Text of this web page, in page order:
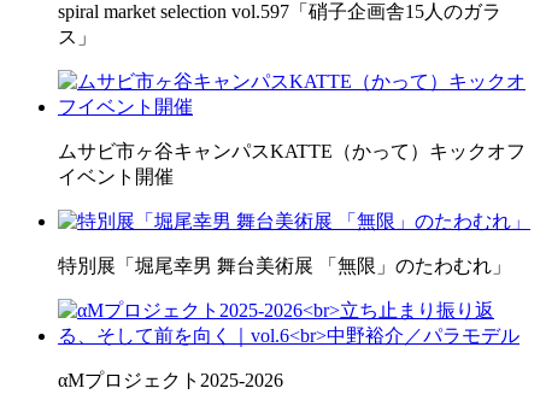
spiral market selection vol.597「硝子企画舎15人のガラ
ス」
ムサビ市ヶ谷キャンパスKATTE（かって）キックオフ
イベント開催
特別展「堀尾幸男 舞台美術展 「無限」のたわむれ」
αMプロジェクト2025-2026